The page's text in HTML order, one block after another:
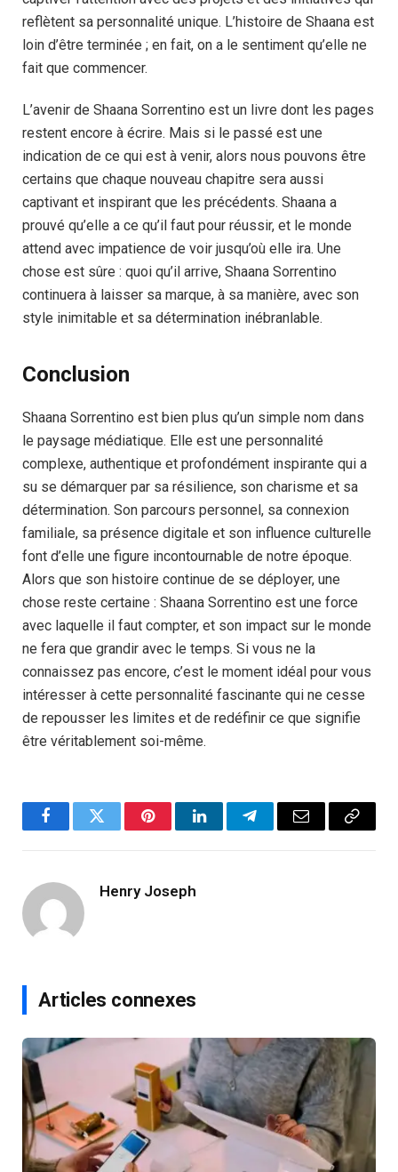
reflètent sa personnalité unique. L’histoire de Shaana est
loin d’être terminée ; en fait, on a le sentiment qu’elle ne
fait que commencer.
L’avenir de Shaana Sorrentino est un livre dont les pages
restent encore à écrire. Mais si le passé est une
indication de ce qui est à venir, alors nous pouvons être
certains que chaque nouveau chapitre sera aussi
captivant et inspirant que les précédents. Shaana a
prouvé qu’elle a ce qu’il faut pour réussir, et le monde
attend avec impatience de voir jusqu’où elle ira. Une
chose est sûre : quoi qu’il arrive, Shaana Sorrentino
continuera à laisser sa marque, à sa manière, avec son
style inimitable et sa détermination inébranlable.
Conclusion
Shaana Sorrentino est bien plus qu’un simple nom dans
le paysage médiatique. Elle est une personnalité
complexe, authentique et profondément inspirante qui a
su se démarquer par sa résilience, son charisme et sa
détermination. Son parcours personnel, sa connexion
familiale, sa présence digitale et son influence culturelle
font d’elle une figure incontournable de notre époque.
Alors que son histoire continue de se déployer, une
chose reste certaine : Shaana Sorrentino est une force
avec laquelle il faut compter, et son impact sur le monde
ne fera que grandir avec le temps. Si vous ne la
connaissez pas encore, c’est le moment idéal pour vous
intéresser à cette personnalité fascinante qui ne cesse
de repousser les limites et de redéfinir ce que signifie
être véritablement soi-même.
FacebookTwitter PinterestLinkedInTelegramEmail
Copy
Henry Joseph
Articles connexes